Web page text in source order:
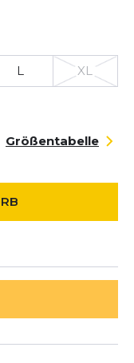
L XL
Größentabelle